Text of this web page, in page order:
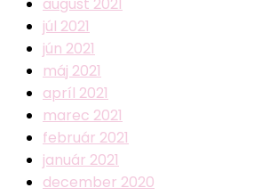
júl 2021
jún 2021
máj 2021
apríl 2021
marec 2021
február 2021
január 2021
december 2020